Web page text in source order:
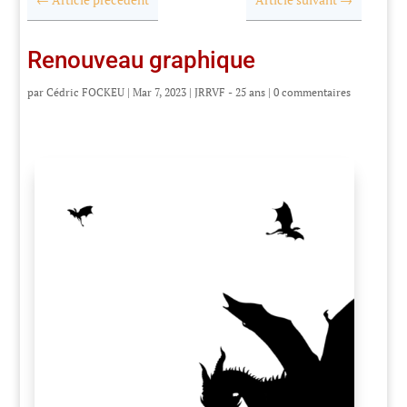
Renouveau graphique
parCédric FOCKEU |Mar 7, 2023 |JRRVF - 25 ans |0 commentaires